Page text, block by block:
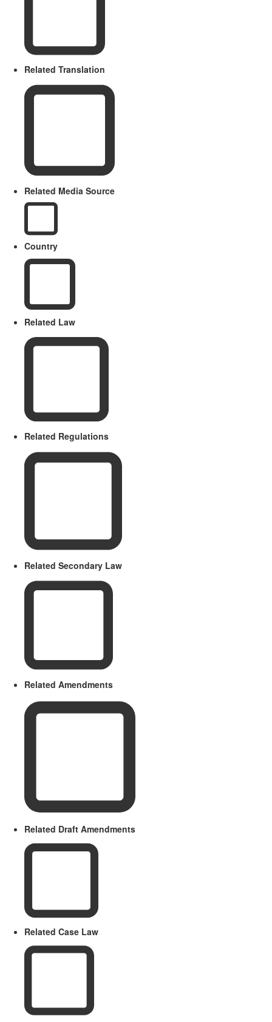
Related Translation
Related Media Source
Country
Related Law
Related Regulations
Related Secondary Law
Related Amendments
Related Draft Amendments
Related Case Law